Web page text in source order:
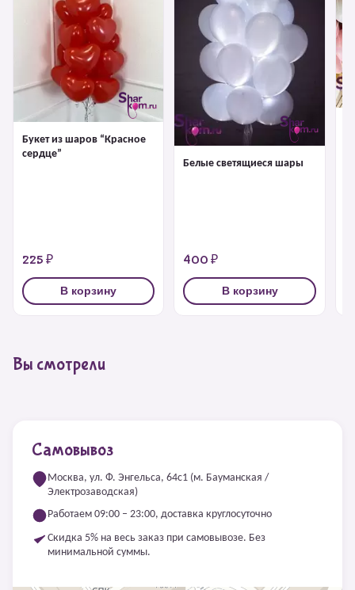
Букет из шаров “Красное
сердце”
225 ₽
В корзину
Белые светящиеся шары
400 ₽
В корзину
Вы смотрели
Самовывоз
Москва, ул. Ф. Энгельса, 64с1 (м. Бауманская /
Электрозаводская)
Работаем 09:00 – 23:00, доставка круглосуточно
Скидка 5% на весь заказ при самовывозе. Без
минимальной суммы.